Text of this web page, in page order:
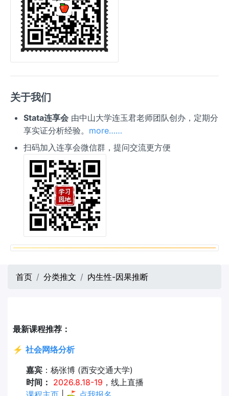
关于我们
Stata连享会由中山大学连玉君老师团队创办，定期分
享实证分析经验。 more……
扫码加入连享会微信群，提问交流更方便
首页 分类推文 内生性-因果推断
最新课程推荐：
⚡ 社会网络分析
嘉宾：杨张博 (西安交通大学)
时间： 2026.8.18-19 ，线上直播